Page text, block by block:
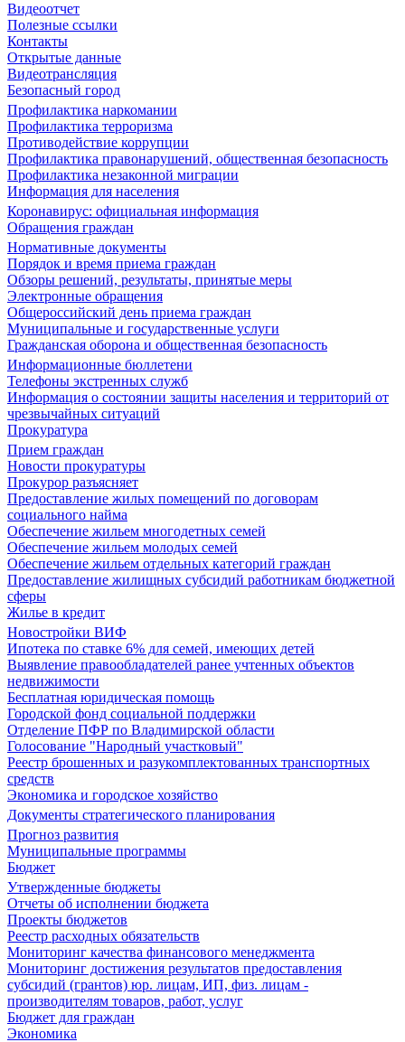
Видеоотчет
Полезные ссылки
Контакты
Открытые данные
Видеотрансляция
Безопасный город
Профилактика наркомании
Профилактика терроризма
Противодействие коррупции
Профилактика правонарушений, общественная безопасность
Профилактика незаконной миграции
Информация для населения
Коронавирус: официальная информация
Обращения граждан
Нормативные документы
Порядок и время приема граждан
Обзоры решений, результаты, принятые меры
Электронные обращения
Общероссийский день приема граждан
Муниципальные и государственные услуги
Гражданская оборона и общественная безопасность
Информационные бюллетени
Телефоны экстренных служб
Информация о состоянии защиты населения и территорий от
чрезвычайных ситуаций
Прокуратура
Прием граждан
Новости прокуратуры
Прокурор разъясняет
Предоставление жилых помещений по договорам
социального найма
Обеспечение жильем многодетных семей
Обеспечение жильем молодых семей
Обеспечение жильем отдельных категорий граждан
Предоставление жилищных субсидий работникам бюджетной
сферы
Жилье в кредит
Новостройки ВИФ
Ипотека по ставке 6% для семей, имеющих детей
Выявление правообладателей ранее учтенных объектов
недвижимости
Бесплатная юридическая помощь
Городской фонд социальной поддержки
Отделение ПФР по Владимирской области
Голосование "Народный участковый"
Реестр брошенных и разукомплектованных транспортных
средств
Экономика и городское хозяйство
Документы стратегического планирования
Прогноз развития
Муниципальные программы
Бюджет
Утвержденные бюджеты
Отчеты об исполнении бюджета
Проекты бюджетов
Реестр расходных обязательств
Мониторинг качества финансового менеджмента
Мониторинг достижения результатов предоставления
субсидий (грантов) юр. лицам, ИП, физ. лицам -
производителям товаров, работ, услуг
Бюджет для граждан
Экономика